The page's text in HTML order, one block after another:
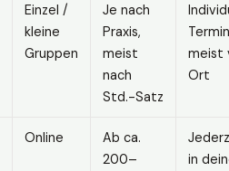
Einzel /
kleine
Gruppen
Je nach
Praxis,
meist
nach
Std.-Satz
meist
Ort
Online
Ab ca.
200–
in